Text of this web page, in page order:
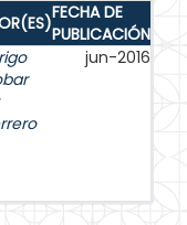
FECHA DE
PUBLICACIÓN
jun-2016